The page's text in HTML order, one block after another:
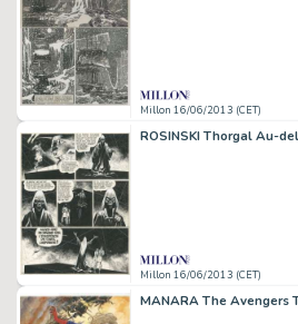
Millon 16/06/2013 (CET)
Millon 16/06/2013 (CET)